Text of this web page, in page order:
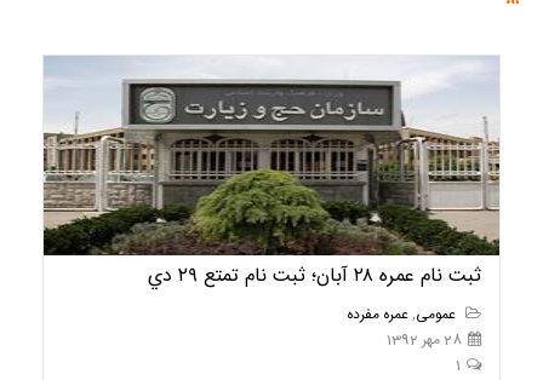
ثبت نام عمره ۲۸ آبان؛ ثبت نام تمتع ۲۹ دي
عمومی,عمره مفرده
28 مهر 1392
1